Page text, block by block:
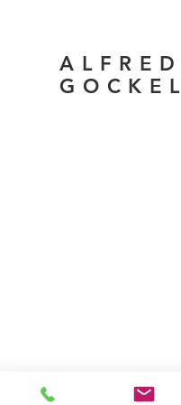
ALFRED
GOCKEL